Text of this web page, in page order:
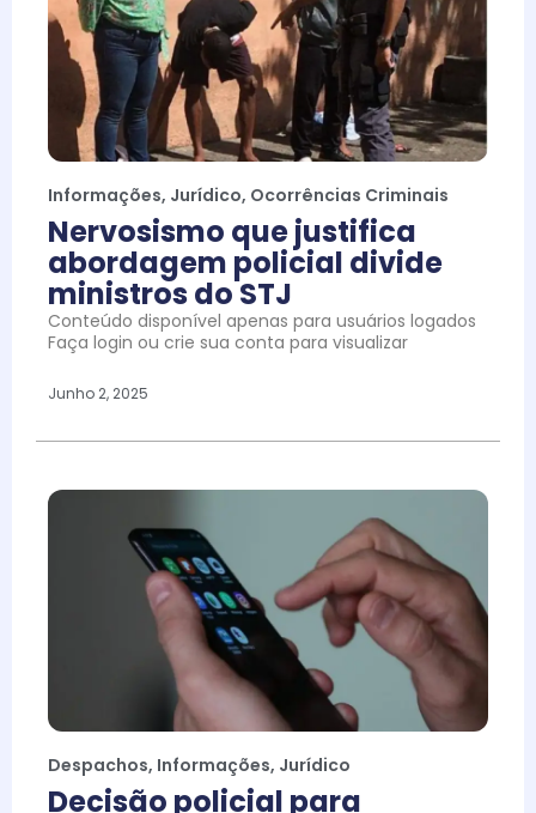
Informações, Jurídico, Ocorrências Criminais
Nervosismo que justifica
abordagem policial divide
ministros do STJ
Conteúdo disponível apenas para usuários logados
Faça login ou crie sua conta para visualizar
Junho 2, 2025
Despachos, Informações, Jurídico
Decisão policial para